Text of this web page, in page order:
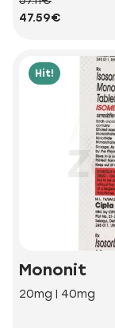
47.59€
Hit!
Mononit
20mg | 40mg